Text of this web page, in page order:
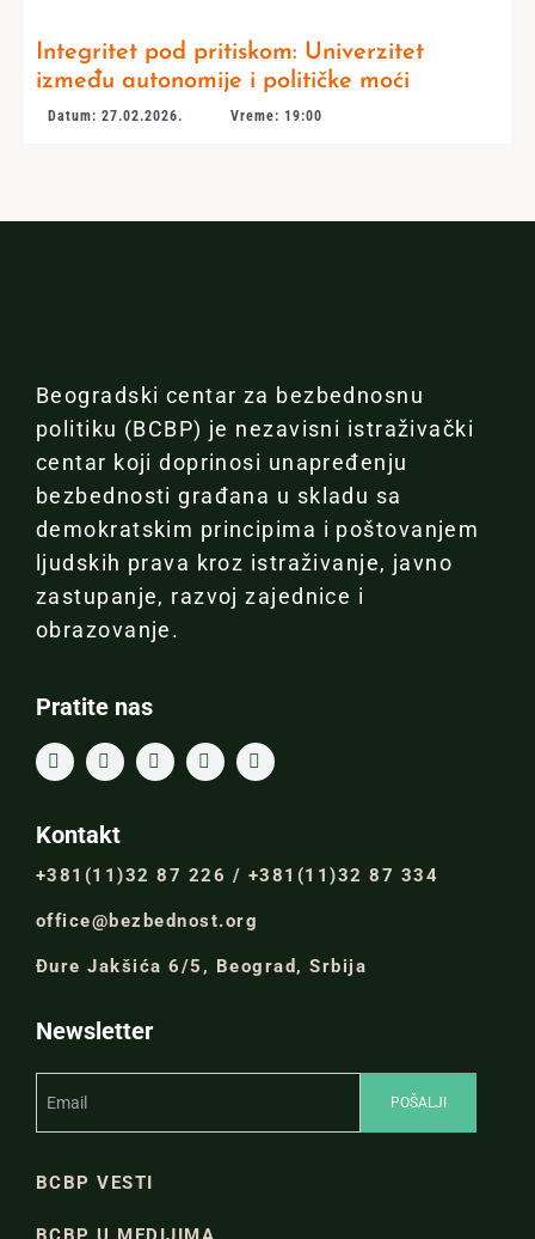
Integritet pod pritiskom: Univerzitet
između autonomije i političke moći
Datum: 27.02.2026. Vreme: 19:00
Beogradski centar za bezbednosnu
politiku (BCBP) je nezavisni istraživački
centar koji doprinosi unapređenju
bezbednosti građana u skladu sa
demokratskim principima i poštovanjem
ljudskih prava kroz istraživanje, javno
zastupanje, razvoj zajednice i
obrazovanje.
Pratite nas
Kontakt
+381(11)32 87 226 / +381(11)32 87 334
office@bezbednost.org
Đure Jakšića 6/5, Beograd, Srbija
Newsletter
BCBP VESTI